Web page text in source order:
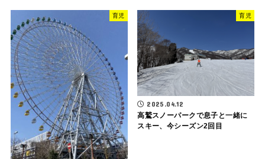
育児 育児
2025.04.12
高鷲スノーパークで息子と一緒に
スキー、今シーズン2回目